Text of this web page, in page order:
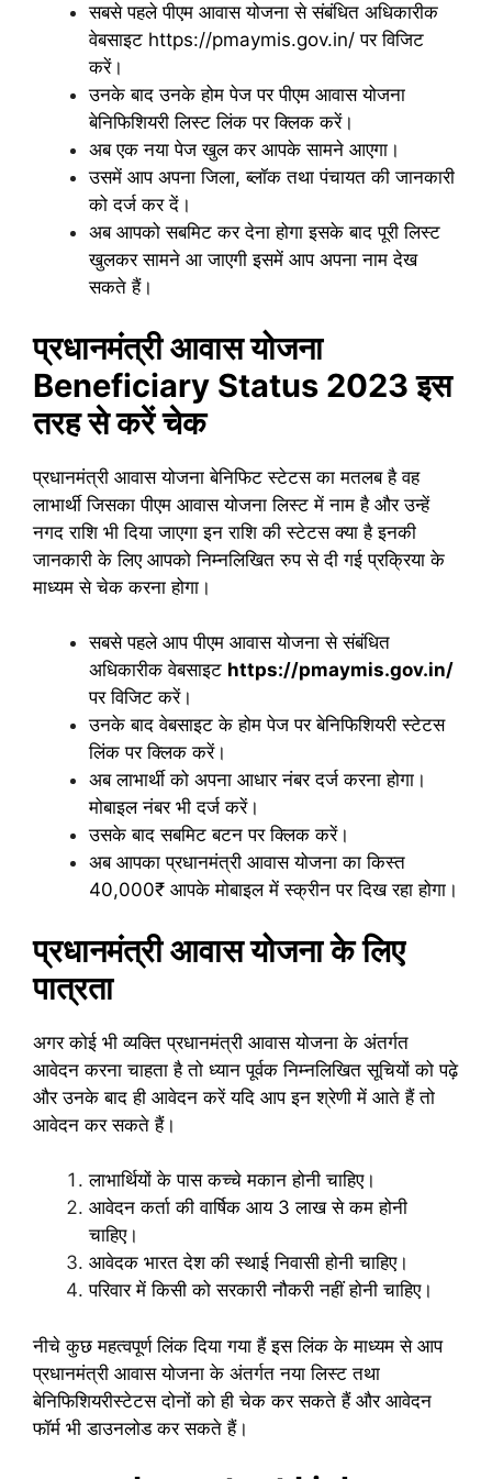
सबसे पहले पीएम आवास योजना से संबंधित अधिकारीक
वेबसाइट https://pmaymis.gov.in/ पर विजिट
करें।
उनके बाद उनके होम पेज पर पीएम आवास योजना
बेनिफिशियरी लिस्ट लिंक पर क्लिक करें।
अब एक नया पेज खुल कर आपके सामने आएगा।
उसमें आप अपना जिला, ब्लॉक तथा पंचायत की जानकारी
को दर्ज कर दें।
अब आपको सबमिट कर देना होगा इसके बाद पूरी लिस्ट
खुलकर सामने आ जाएगी इसमें आप अपना नाम देख
सकते हैं।
प्रधानमंत्री आवास योजना
Beneficiary Status 2023 इस
तरह से करें चेक
प्रधानमंत्री आवास योजना बेनिफिट स्टेटस का मतलब है वह
लाभार्थी जिसका पीएम आवास योजना लिस्ट में नाम है और उन्हें
नगद राशि भी दिया जाएगा इन राशि की स्टेटस क्या है इनकी
जानकारी के लिए आपको निम्नलिखित रुप से दी गई प्रक्रिया के
माध्यम से चेक करना होगा।
सबसे पहले आप पीएम आवास योजना से संबंधित
अधिकारीक वेबसाइट https://pmaymis.gov.in/
पर विजिट करें।
उनके बाद वेबसाइट के होम पेज पर बेनिफिशियरी स्टेटस
लिंक पर क्लिक करें।
अब लाभार्थी को अपना आधार नंबर दर्ज करना होगा।
मोबाइल नंबर भी दर्ज करें।
उसके बाद सबमिट बटन पर क्लिक करें।
अब आपका प्रधानमंत्री आवास योजना का किस्त
40,000₹ आपके मोबाइल में स्क्रीन पर दिख रहा होगा।
प्रधानमंत्री आवास योजना के लिए
पात्रता
अगर कोई भी व्यक्ति प्रधानमंत्री आवास योजना के अंतर्गत
आवेदन करना चाहता है तो ध्यान पूर्वक निम्नलिखित सूचियों को पढ़े
और उनके बाद ही आवेदन करें यदि आप इन श्रेणी में आते हैं तो
आवेदन कर सकते हैं।
लाभार्थियों के पास कच्चे मकान होनी चाहिए।
आवेदन कर्ता की वार्षिक आय 3 लाख से कम होनी
चाहिए।
आवेदक भारत देश की स्थाई निवासी होनी चाहिए।
परिवार में किसी को सरकारी नौकरी नहीं होनी चाहिए।
नीचे कुछ महत्वपूर्ण लिंक दिया गया हैं इस लिंक के माध्यम से आप
प्रधानमंत्री आवास योजना के अंतर्गत नया लिस्ट तथा
बेनिफिशियरीस्टेटस दोनों को ही चेक कर सकते हैं और आवेदन
फॉर्म भी डाउनलोड कर सकते हैं।